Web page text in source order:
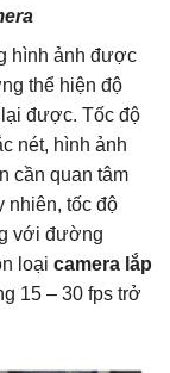
hình ảnh được
thể hiện độ
được. Tốc độ
nét, hình ảnh
cần quan tâm
nhiên, tốc độ
với đường
loại camera lắp
15 – 30 fps trở